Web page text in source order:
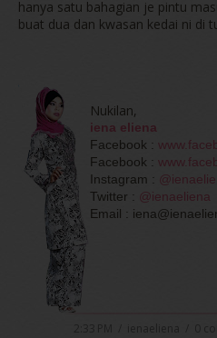
hanya satu bahagian je pintu
buat dua dan kwasan kedai ni di
Nukilan,
iena eliena
Facebook :
Facebook :
Instagram :
Twitter : @ienaeliena
Email :
ienaeliena 0